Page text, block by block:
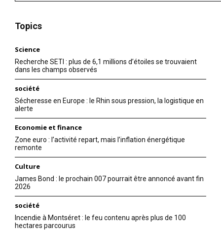
Topics
Science
Recherche SETI : plus de 6,1 millions d’étoiles se trouvaient
dans les champs observés
société
Sécheresse en Europe : le Rhin sous pression, la logistique en
alerte
Economie et finance
Zone euro : l’activité repart, mais l’inflation énergétique
remonte
Culture
James Bond : le prochain 007 pourrait être annoncé avant fin
2026
société
Incendie à Montséret : le feu contenu après plus de 100
hectares parcourus